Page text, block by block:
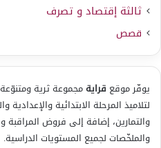
ثالثة إقتصاد و تصرف
قصص
يوفّر موقع قرايةمجموعة ثرية
لتلاميذ المرحلة الابتدائية والإعدادية
والتمارين، إضافة إلى فروض المراقبة
والملخّصات لجميع المستويات الدراسية.